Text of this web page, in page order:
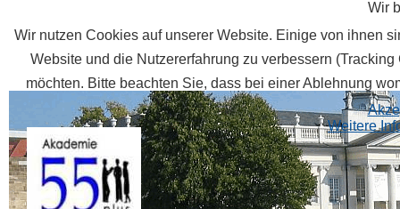
Wir
Wir nutzen Cookies auf unserer Website. Einige von ihnen
Website und die Nutzererfahrung zu verbessern
möchten. Bitte beachten Sie, dass bei einer Ablehnung
Weitere